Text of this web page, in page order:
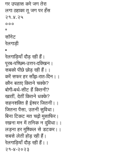
गर उपहास करे जग तेरा
लगा ठहाका तू जग पर हँस
२१.४.२५
०००
*
सॉनेट
रेलगाड़ी
•
रेलगाड़ियाँ दौड़ रही हैं।
पूरब-पच्छिम-उत्तर-दक्खिन।
सबको पीछे छोड़ रही हैं।।
करें सफर हर साँझ-रात-दिन।।
कौन बताए कितने चक्के?
बोगी-बर्थ-सीट हैं कितनी?
खातीं, देतीं कितने धक्के?
सहनशक्ति है ईश्वर जितनी।।
जितना पैसा, उतनी सुविधा।
बिना टिकट मत चढ़ो मुसाफिर।
रखना मन में तनिक न दुविधा।।
लड़ना हर मुश्किल से डटकर।।
सबसे लेती होड़ रही हैं।
रेलगाड़ियाँ दौड़ रही हैं।।
२१-४-२०२३